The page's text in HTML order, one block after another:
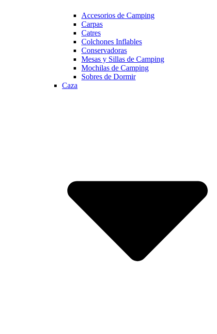
Accesorios de Camping
Carpas
Catres
Colchones Inflables
Conservadoras
Mesas y Sillas de Camping
Mochilas de Camping
Sobres de Dormir
Caza